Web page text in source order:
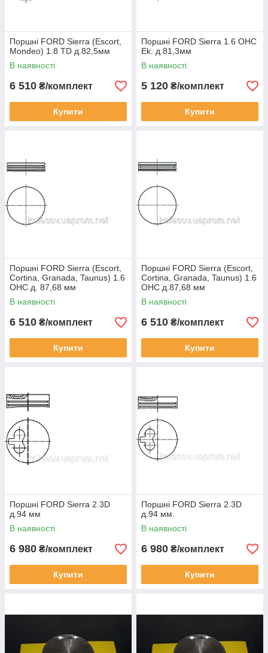
Поршні FORD Sierra (Escort,
Mondeo) 1.8 TD д.82,5мм
В наявності
6 510 ₴/комплект
Купити
Поршні FORD Sierra 1.6 OHC
Ek. д.81,3мм
В наявності
5 120 ₴/комплект
Купити
Поршні FORD Sierra (Escort,
Cortina, Granada, Taunus) 1.6
OHC д. 87,68 мм
В наявності
6 510 ₴/комплект
Купити
Поршні FORD Sierra (Escort,
Cortina, Granada, Taunus) 1.6
OHC д.87,68 мм
В наявності
6 510 ₴/комплект
Купити
Поршні FORD Sierra 2.3D
д.94 мм
В наявності
6 980 ₴/комплект
Купити
Поршні FORD Sierra 2.3D
д.94 мм.
В наявності
6 980 ₴/комплект
Купити